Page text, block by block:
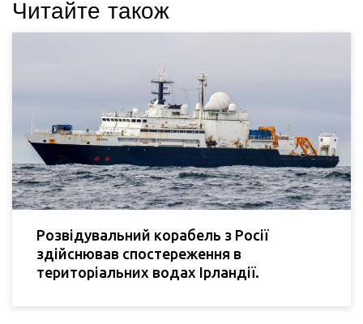
Читайте також
Розвідувальний корабель з Росії
здійснював спостереження в
територіальних водах Ірландії.